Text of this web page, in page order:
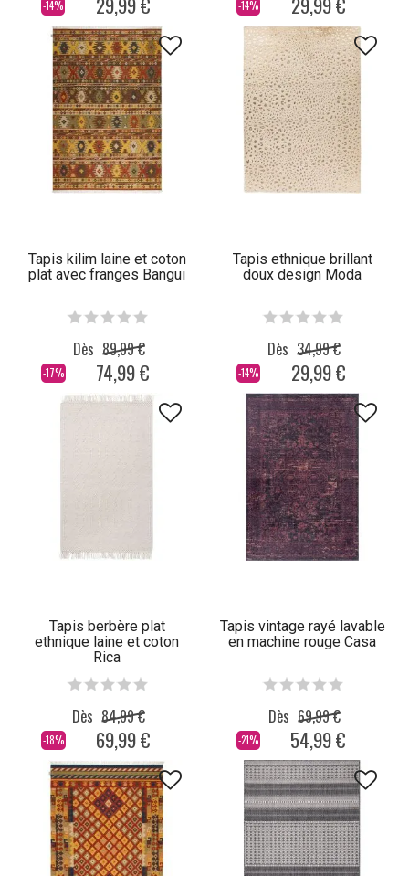
-14% -14%
Tapis kilim laine et coton
plat avec franges Bangui
-17%
Dès 89,99 €
74,99 €
Tapis ethnique brillant
doux design Moda
-14%
Dès 34,99 €
29,99 €
Tapis berbère plat
ethnique laine et coton
Rica
-18%
Dès 84,99 €
69,99 €
Tapis vintage rayé lavable
en machine rouge Casa
-21%
Dès 69,99 €
54,99 €